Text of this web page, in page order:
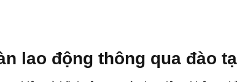
lao động thông qua đào